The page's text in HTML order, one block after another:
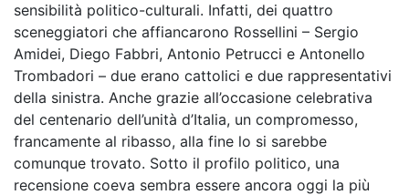
sensibilità politico-culturali. Infatti, dei quattro
sceneggiatori che affiancarono Rossellini – Sergio
Amidei, Diego Fabbri, Antonio Petrucci e Antonello
Trombadori – due erano cattolici e due rappresentativi
della sinistra. Anche grazie all’occasione celebrativa
del centenario dell’unità d’Italia, un compromesso,
francamente al ribasso, alla fine lo si sarebbe
comunque trovato. Sotto il profilo politico, una
recensione coeva sembra essere ancora oggi la più